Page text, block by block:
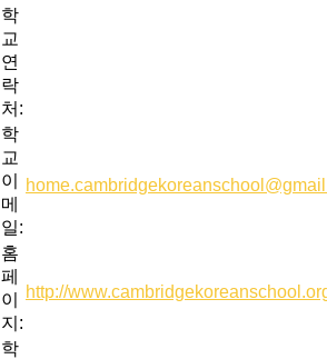
학
교
연
락
처:
학
교
이
메
일:
홈
페
이
지:
http://
학